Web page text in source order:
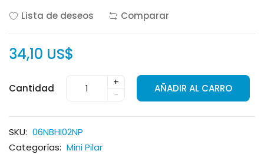
Lista de deseos
Comparar
34,10 US$
Cantidad
+
-
AÑADIR AL CARRO
SKU: 06NBHI02NP
Categorías: Mini Pilar